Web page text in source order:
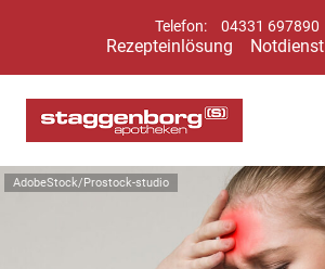
Telefon: 04331 697890
Rezepteinlösung Notdienst
AdobeStock/Prostock-studio